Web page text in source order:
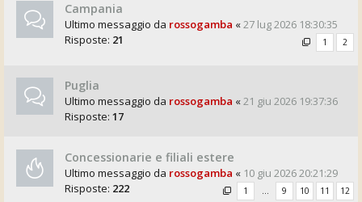
Campania
Ultimo messaggio da rossogamba «27 lug 2026 18:30:35
Risposte: 21 1 2
Puglia
Ultimo messaggio da rossogamba «21 giu 2026 19:37:36
Risposte: 17
Concessionarie e filiali estere
Ultimo messaggio da rossogamba « 10 giu 2026 20:21:29
Risposte: 222 1 … 9 10 11 12